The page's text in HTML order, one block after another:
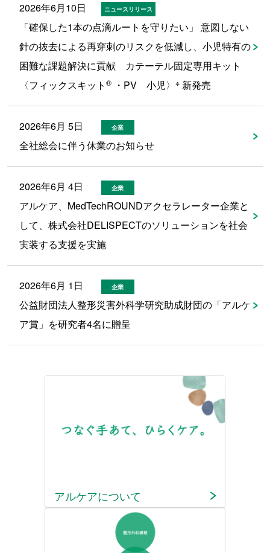
2026年6月10日 ニュースリリース
「確保した1本の点滴ルートを守りたい」 意図しない
針の抜去による再穿刺のリスクを低減し、小児特有の
困難な課題解決に貢献 カテーテル固定専用キット
〈フィックスキット ®・PV 小児〉 ※新発売
2026年6月 5日 企業
全社総会に伴う休業のお知らせ
2026年6月 4日 企業
アルケア、MedTechROUNDアクセラレーター企業と
して、株式会社DELISPECTのソリューションを社会
実装する支援を実施
2026年6月 1日 企業
公益財団法人整形災害外科学研究助成財団の「アルケ
ア賞」を研究者4名に贈呈
アルケアについて